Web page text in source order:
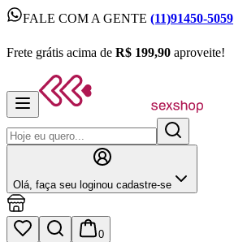
FALE COM A GENTE (11)91450-5059
Frete grátis acima de R$ 199,90 aproveite!
Olá, faça seu loginou cadastre‑se
0